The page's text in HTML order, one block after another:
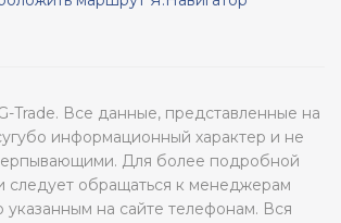
Trade. Все данные, представленные на
информационный характер и не
Для более подробной
следует обращаться к менеджерам
указанным на сайте телефонам. Вся